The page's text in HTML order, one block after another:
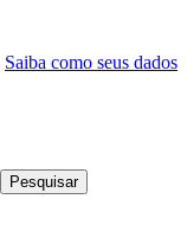
Saiba como seus dados